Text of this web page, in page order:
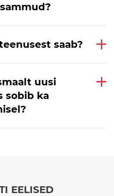
saab?
uusi
sobib ka
EELISED